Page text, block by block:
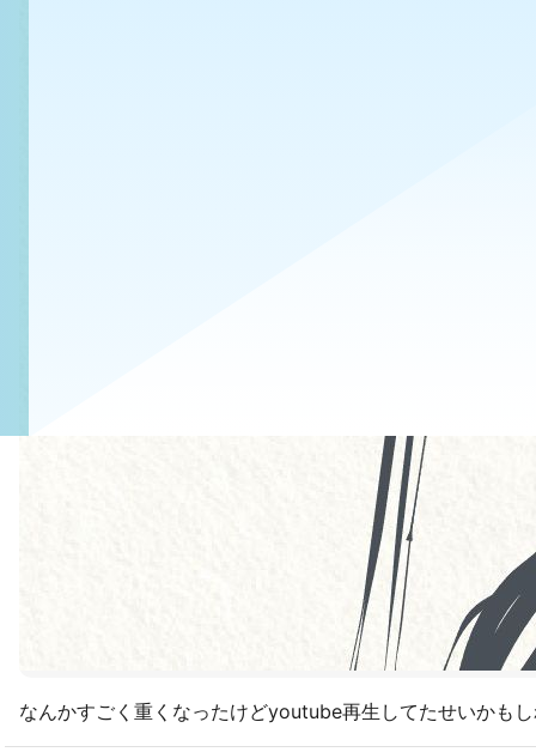
なんかすごく重くなったけどyoutube再生してたせいかも